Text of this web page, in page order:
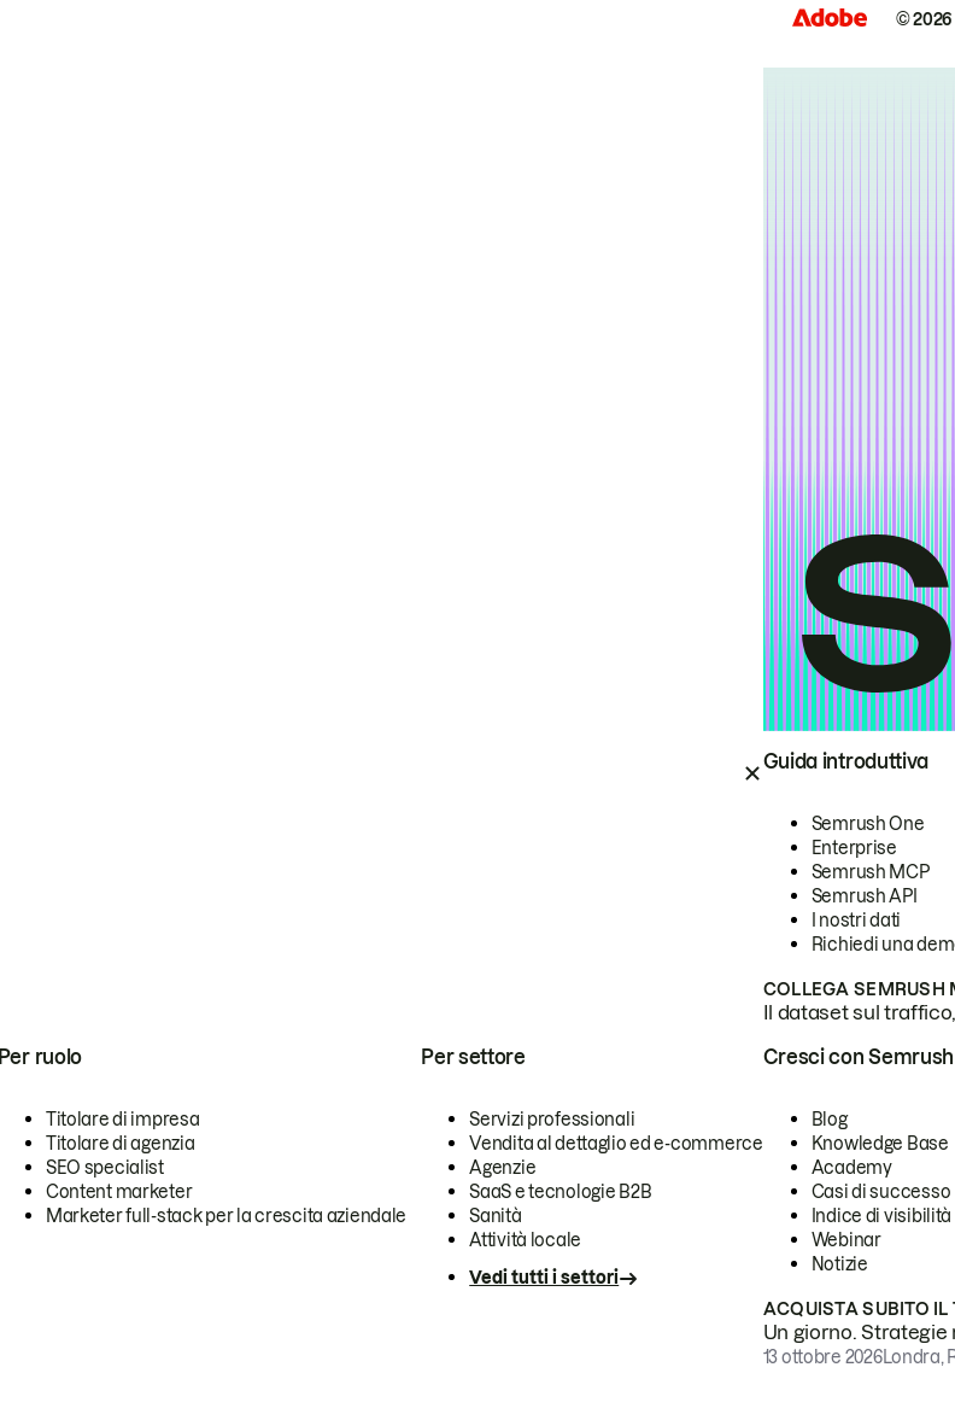
Guida introduttiva
Semrush One
Enterprise
Semrush MCP
Semrush API
I nostri dati
Richiedi una
COLLEGA SEMRUSH
Il dataset sul
Per ruolo
Titolare di impresa
Titolare di agenzia
SEO specialist
Content marketer
Marketer full-stack per la crescita aziendale
Per settore
Servizi professionali
Vendita al dettaglio ed e-commerce
Agenzie
SaaS e tecnologie B2B
Sanità
Attività locale
Vedi tutti i settori
Cresci con Semrush
Blog
Knowledge Base
Academy
Casi di successo
Indice di visibilità
Webinar
Notizie
ACQUISTA SUBITO IL
Un giorno.
13 ottobre 2026Londra,
©